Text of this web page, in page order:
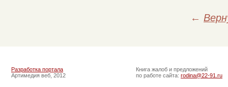
←
Разработка портала
Артимедия веб, 2012
Книга жалоб и предложений
по работе сайта: rodina@22-91.ru